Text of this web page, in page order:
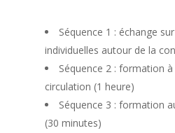
Séquence 1 : échange
individuelles autour de la
Séquence 2 : formation
circulation (1 heure)
Séquence 3 : formation
(30 minutes)